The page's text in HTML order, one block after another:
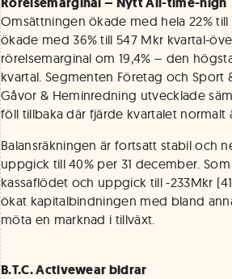
Omsättningen ökade med hela 22%
ökade med 36% till 547 Mkr kvartal-
rörelsemarginal om 19,4% – den
kvartal. Segmenten Företag och Sport
Gåvor & Heminredning utvecklade
föll tillbaka där fjärde kvartalet normalt
Balansräkningen är fortsatt stabil och
uppgick till 40% per 31 december.
kassaflödet och uppgick till -233Mkr
ökat kapitalbindningen med bland
möta en marknad i tillväxt.
B.T.C. Activewear bidrar